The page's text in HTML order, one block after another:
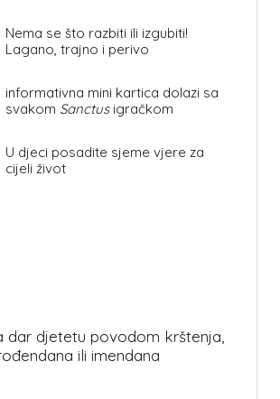
Nema se što razbiti ili izgubiti!
Lagano, trajno i perivo
informativna mini kartica dolazi sa
svakom Sanctus igračkom
U djeci posadite sjeme vjere za
cijeli život
dar djetetu povodom krštenja,
ili imendana